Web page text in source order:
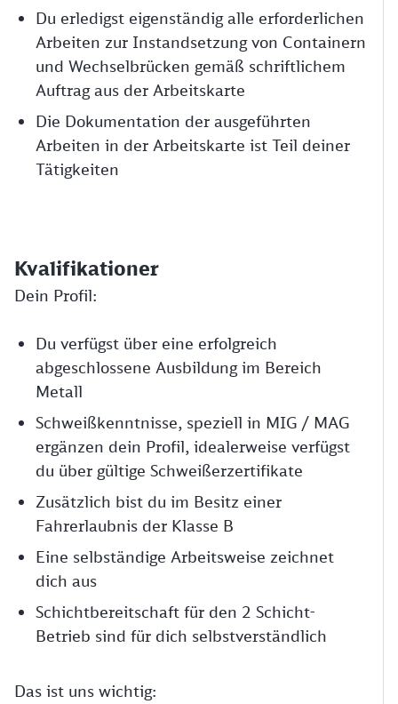
Du erledigst eigenständig alle erforderlichen
Arbeiten zur Instandsetzung von Containern
und Wechselbrücken gemäß schriftlichem
Auftrag aus der Arbeitskarte
Die Dokumentation der ausgeführten
Arbeiten in der Arbeitskarte ist Teil deiner
Tätigkeiten
Kvalifikationer
Dein Profil:
Du verfügst über eine erfolgreich
abgeschlossene Ausbildung im Bereich
Metall
Schweißkenntnisse, speziell in MIG / MAG
ergänzen dein Profil, idealerweise verfügst
du über gültige Schweißerzertifikate
Zusätzlich bist du im Besitz einer
Fahrerlaubnis der Klasse B
Eine selbständige Arbeitsweise zeichnet
dich aus
Schichtbereitschaft für den 2 Schicht-
Betrieb sind für dich selbstverständlich
Das ist uns wichtig: